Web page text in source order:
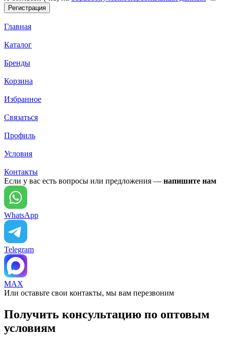
Главная
Каталог
Бренды
Корзина
Избранное
Связаться
Профиль
Условия
Контакты
Если у вас есть вопросы или предложения — напишите нам
WhatsApp
Telegram
MAX
Или оставьте свои контакты, мы вам перезвоним
Получить консультацию по оптовым
условиям